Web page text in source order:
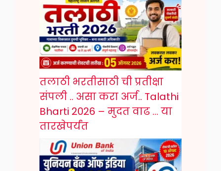
तलाठी भरतीसाठी ची प्रतीक्षा
संपली .. असा करा अर्ज.. Talathi
Bharti 2026 – मुदत वाढ … या
तारखेपर्यंत